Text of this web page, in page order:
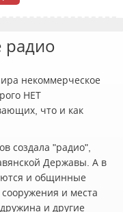
радио
некоммерческое
НЕТ
что и как
создала "радио",
Державы. А в
и общинные
и места
и другие